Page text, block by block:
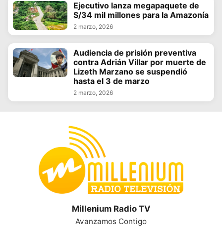
Ejecutivo lanza megapaquete de
S/34 mil millones para la Amazonía
2 marzo, 2026
Audiencia de prisión preventiva
contra Adrián Villar por muerte de
Lizeth Marzano se suspendió
hasta el 3 de marzo
2 marzo, 2026
Millenium Radio TV
Avanzamos Contigo